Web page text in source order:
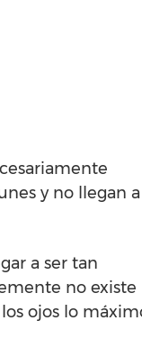
y no llegan a
a ser tan
no existe
ojos lo